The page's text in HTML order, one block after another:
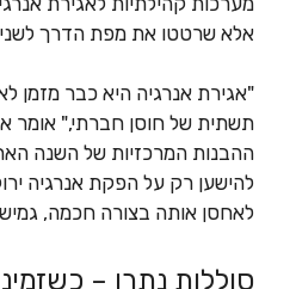
אלא שרטטו את מפת הדרך
"אגירת אנרגיה היא כבר מזמן
תשתית של חוסן חברתי," אומר
ההבנות המרכזיות של השנה
להישען רק על הפקת אנרגיה
לאחסן אותה בצורה חכמה,
סוללות נתרן –